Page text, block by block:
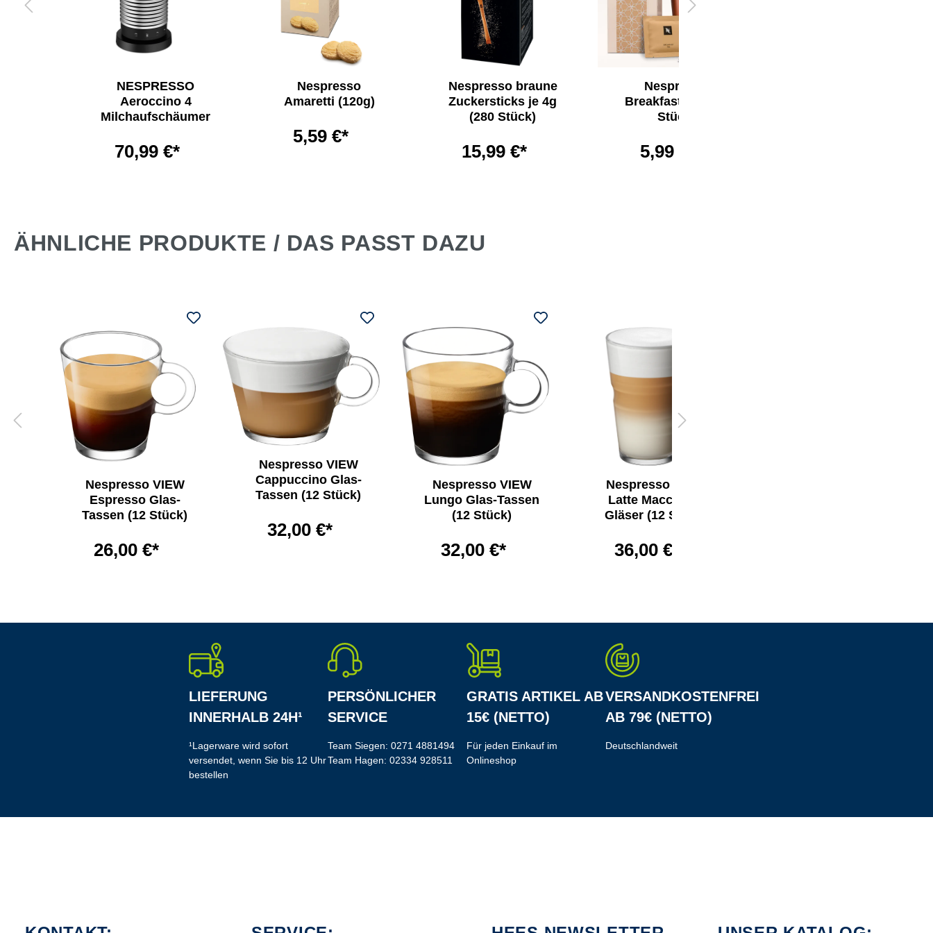
NESPRESSO
Aeroccino 4
Milchaufschäumer
70,99 €*
Nespresso
Amaretti (120g)
5,59 €*
Nespresso braune
Zuckersticks je 4g
(280 Stück)
15,99 €*
Nespresso
Breakfast Tee (25
Stück)
5,99 €*
ÄHNLICHE PRODUKTE / DAS PASST DAZU
Nespresso VIEW
Espresso Glas-
Tassen (12 Stück)
26,00 €*
Nespresso VIEW
Cappuccino Glas-
Tassen (12 Stück)
32,00 €*
Nespresso VIEW
Lungo Glas-Tassen
(12 Stück)
32,00 €*
Nespresso VIEW
Latte Macchiato
Gläser (12 Stück)
36,00 €*
LIEFERUNG
INNERHALB 24H¹
¹Lagerware wird sofort
versendet, wenn Sie bis 12 Uhr
bestellen
PERSÖNLICHER
SERVICE
Team Siegen: 0271 4881494
Team Hagen: 02334 928511
GRATIS ARTIKEL AB
15€ (NETTO)
Für jeden Einkauf im
Onlineshop
VERSANDKOSTENFREI
AB 79€ (NETTO)
Deutschlandweit